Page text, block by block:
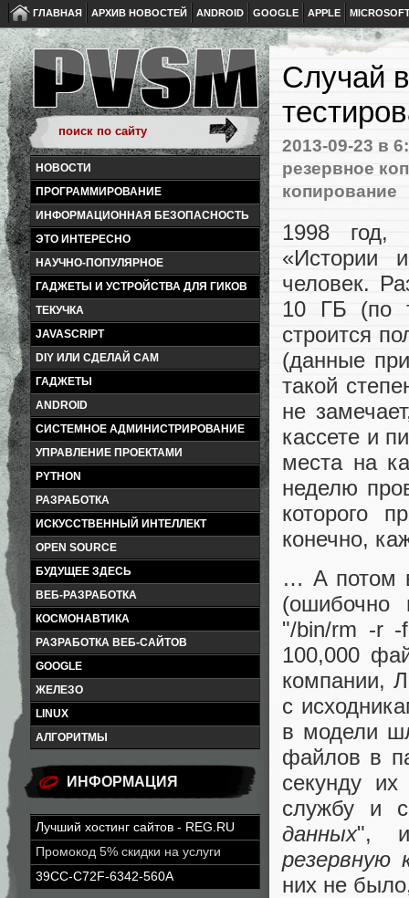
ГЛАВНАЯ АРХИВ НОВОСТЕЙ ANDROID GOOGLE APPLE
НОВОСТИ
ПРОГРАММИРОВАНИЕ
ИНФОРМАЦИОННАЯ БЕЗОПАСНОСТЬ
ЭТО ИНТЕРЕСНО
НАУЧНО-ПОПУЛЯРНОЕ
ГАДЖЕТЫ И УСТРОЙСТВА ДЛЯ ГИКОВ
ТЕКУЧКА
JAVASCRIPT
DIY ИЛИ СДЕЛАЙ САМ
ГАДЖЕТЫ
ANDROID
СИСТЕМНОЕ АДМИНИСТРИРОВАНИЕ
УПРАВЛЕНИЕ ПРОЕКТАМИ
PYTHON
РАЗРАБОТКА
ИСКУССТВЕННЫЙ ИНТЕЛЛЕКТ
OPEN SOURCE
БУДУЩЕЕ ЗДЕСЬ
ВЕБ-РАЗРАБОТКА
КОСМОНАВТИКА
РАЗРАБОТКА ВЕБ-САЙТОВ
GOOGLE
ЖЕЛЕЗО
LINUX
АЛГОРИТМЫ
ИНФОРМАЦИЯ
Лучший хостинг сайтов - REG.RU
Промокод 5% скидки на услуги
39CC-C72F-6342-560A
Случай
2013-09-23 в
резервное
копирование
1998 год,
«Истории
человек.
10 ГБ (по
строится
(данные
такой
не
кассете и
места на
неделю
которого
конечно,
… А потом
(ошибочно
"/bin/rm -r -
100,000
компании,
с
в модели
файлов в
секунду
службу и
данных",
резервную
них не